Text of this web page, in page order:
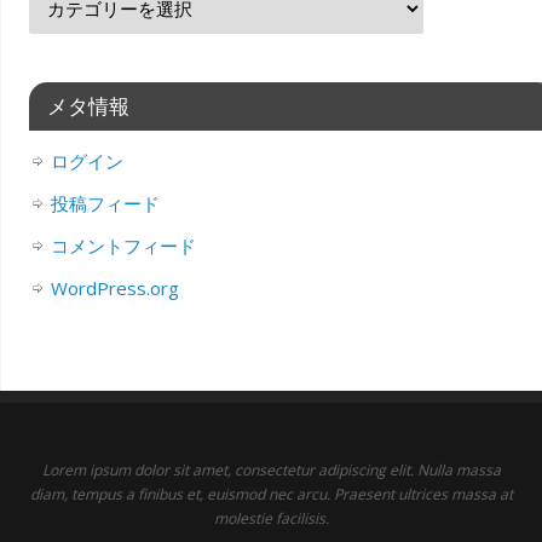
メタ情報
ログイン
投稿フィード
コメントフィード
WordPress.org
Lorem ipsum dolor sit amet, consectetur adipiscing elit. Nulla massa
diam, tempus a finibus et, euismod nec arcu. Praesent ultrices massa at
molestie facilisis.